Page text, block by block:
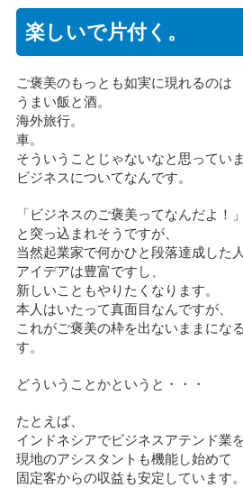
楽しいで片付く。
ご褒美のもっとも如実に現れるのは
うまい飯と酒。
海外旅行。
車。
そういうことじゃないなと思ってい
ビジネスについてなんです。
「ビジネスのご褒美ってなんだよ！」
と突っ込まれそうですが、
当然起業家で何かひと段落達成した
アイデアは豊富ですし、
新しいこともやりたくなります。
本人はいたって真面目なんですが、
これがご褒美の枠を出ないままにな
す。
どういうことかというと・・・
たとえば、
インドネシアでビジネスアテンド業
現地のアシスタントも機能し始めて
固定客からの収益も安定しています。